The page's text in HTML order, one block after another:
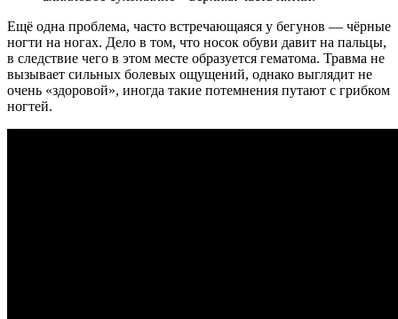
Ещё одна проблема, часто встречающаяся у бегунов — чёрные
ногти на ногах. Дело в том, что носок обуви давит на пальцы,
в следствие чего в этом месте образуется гематома. Травма не
вызывает сильных болевых ощущений, однако выглядит не
очень «здоровой», иногда такие потемнения путают с грибком
ногтей.